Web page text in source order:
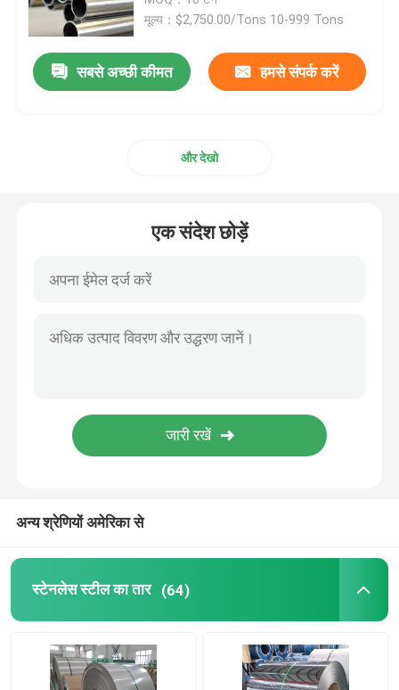
स्टेनलेस स्टील पीलापन प्रतिरोधी
स्टेनलेस स्टील से स्वयं सफाई
स्टेनलेस स्टील वेल्डेड पाइप
स्टेनलेस स्टील चैनल
स्टेनलेस स्टील एच बीम
स्टेनलेस स्टील सजावटी पाइप
मूल्य：$2,750.00/Tons 10-999 Tons
सबसे अच्छी कीमत हमसे संपर्क करें
और देखो
एक संदेश छोड़ें
अन्य श्रेणियों अमेरिका से
स्टेनलेस स्टील का तार (64)